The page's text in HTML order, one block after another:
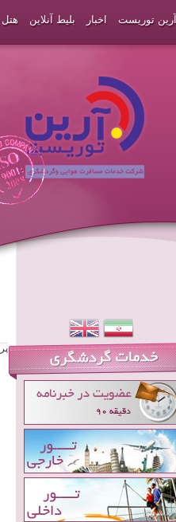
آرین توریست اخبار بلیط آنلاین هتل